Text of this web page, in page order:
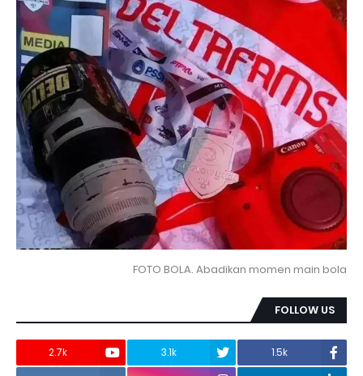
FOTO BOLA. Abadikan momen main bola
FOLLOW US
1.5k
3.1k
2.7k